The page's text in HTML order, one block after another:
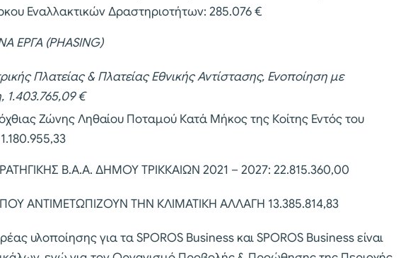
Εναλλακτικών Δραστηριοτήτων: 285.076 €
(PHASING)
Πλατείας & Πλατείας Εθνικής Αντίστασης, Ενοποίηση με
1.403.765,09 €
Ζώνης Ληθαίου Ποταμού Κατά Μήκος της Κοίτης Εντός του
Β.Α.Α. ΔΗΜΟΥ ΤΡΙΚΚΑΙΩΝ 2021 – 2027: 22.815.360,00
ΑΝΤΙΜΕΤΩΠΙΖΟΥΝ ΤΗΝ ΚΛΙΜΑΤΙΚΗ ΑΛΛΑΓΗ 13.385.814,83
υλοποίησης για τα SPOROS Business και SPOROS Business είναι